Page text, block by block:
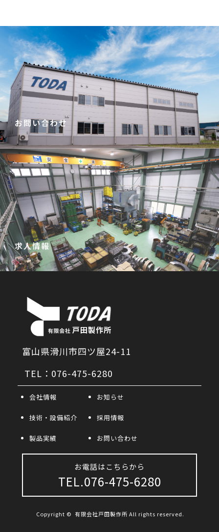
お問い合わせ
お問い合わせこちらから→
求人情報
富山県滑川市四ツ屋24-11
TEL：076-475-6280
会社情報
技術・設備紹介
製品実績
お知らせ
採用情報
お問い合わせ
お電話はこちらから
TEL.076-475-6280
Copyright © 有限会社戸田製作所 All rights reserved.